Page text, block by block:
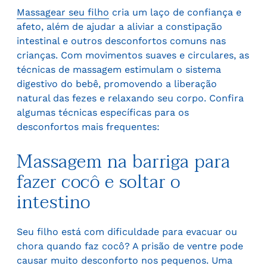
Massagear seu filho cria um laço de confiança e
afeto, além de ajudar a aliviar a constipação
intestinal e outros desconfortos comuns nas
crianças. Com movimentos suaves e circulares, as
técnicas de massagem estimulam o sistema
digestivo do bebê, promovendo a liberação
natural das fezes e relaxando seu corpo. Confira
algumas técnicas específicas para os
desconfortos mais frequentes:
Massagem na barriga para
fazer cocô e soltar o
intestino
Seu filho está com dificuldade para evacuar ou
chora quando faz cocô? A prisão de ventre pode
causar muito desconforto nos pequenos. Uma